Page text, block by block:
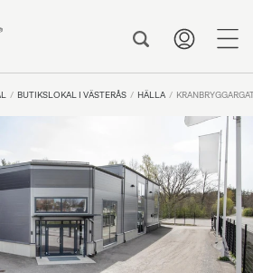
BUTIKSLOKAL I VÄSTERÅS HÄLLA